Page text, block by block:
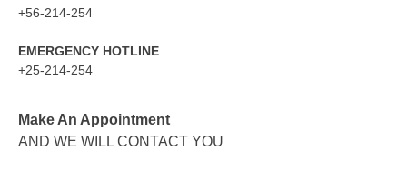
+56-214-254
EMERGENCY HOTLINE
+25-214-254
Make An Appointment
AND WE WILL CONTACT YOU